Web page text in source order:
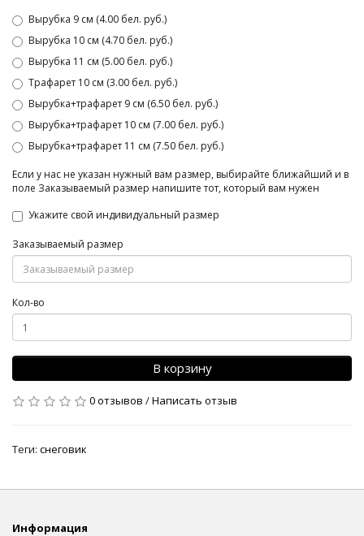
Вырубка 9 см (4.00 бел. руб.)
Вырубка 10 см (4.70 бел. руб.)
Вырубка 11 см (5.00 бел. руб.)
Трафарет 10 см (3.00 бел. руб.)
Вырубка+трафарет 9 см (6.50 бел. руб.)
Вырубка+трафарет 10 см (7.00 бел. руб.)
Вырубка+трафарет 11 см (7.50 бел. руб.)
Если у нас не указан нужный вам размер, выбирайте ближайший и в
поле Заказываемый размер напишите тот, который вам нужен
Укажите свой индивидуальный размер
Заказываемый размер
Кол-во
В корзину
0 отзывов /Написать отзыв
Теги: снеговик
Информация